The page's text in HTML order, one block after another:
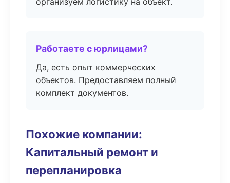
Работаете с юрлицами?
Да, есть опыт коммерческих
объектов. Предоставляем полный
комплект документов.
Похожие компании:
Капитальный ремонт и
перепланировка